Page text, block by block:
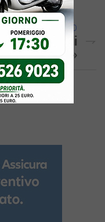
SUCCESSIVO
Dai Vigili
Bianche»